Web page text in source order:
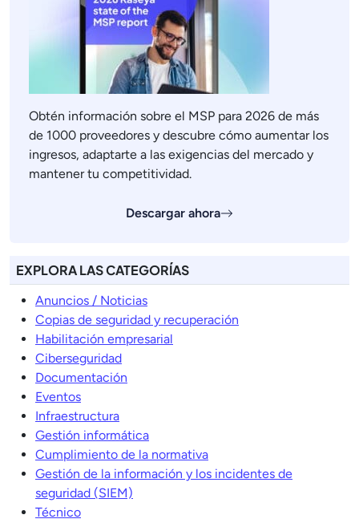
Obtén información sobre el MSP para 2026 de más
de 1000 proveedores y descubre cómo aumentar los
ingresos, adaptarte a las exigencias del mercado y
mantener tu competitividad.
Descargar ahora
EXPLORA LAS CATEGORÍAS
Anuncios / Noticias
Copias de seguridad y recuperación
Habilitación empresarial
Ciberseguridad
Documentación
Eventos
Infraestructura
Gestión informática
Cumplimiento de la normativa
Gestión de la información y los incidentes de
seguridad (SIEM)
Técnico